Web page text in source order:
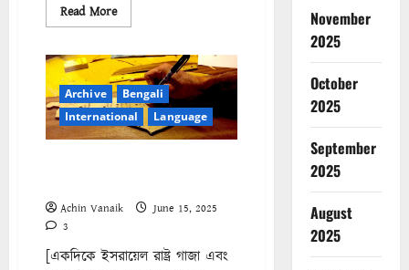
Read MoreRead
more
Genocidal
Campaign:
The
Struggle
Continues
Archive
Bengali
International
Language
Achin Vanaik
June 15, 2025
3
[একদিকে ইসরায়েল রাষ্ট্র গাজা এবং
November
2025
October
2025
September
2025
August
2025